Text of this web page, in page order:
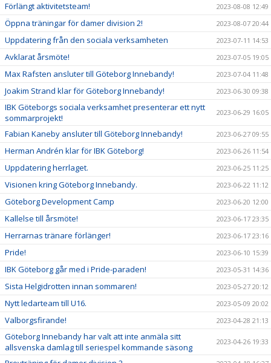
Förlängt aktivitetsteam! 2023-08-08 12:49
Öppna träningar för damer division 2! 2023-08-07 20:44
Uppdatering från den sociala verksamheten 2023-07-11 14:53
Avklarat årsmöte! 2023-07-05 19:05
Max Rafsten ansluter till Göteborg Innebandy! 2023-07-04 11:48
Joakim Strand klar för Göteborg Innebandy! 2023-06-30 09:38
IBK Göteborgs sociala verksamhet presenterar ett nytt
sommarprojekt!
2023-06-29 16:05
Fabian Kaneby ansluter till Göteborg Innebandy! 2023-06-27 09:55
Herman Andrén klar för IBK Göteborg! 2023-06-26 11:54
Uppdatering herrlaget. 2023-06-25 11:25
Visionen kring Göteborg Innebandy. 2023-06-22 11:12
Göteborg Development Camp 2023-06-20 12:00
Kallelse till årsmöte! 2023-06-17 23:35
Herrarnas tränare förlänger! 2023-06-17 23:16
Pride! 2023-06-10 15:39
IBK Göteborg går med i Pride-paraden! 2023-05-31 14:36
Sista Helgidrotten innan sommaren! 2023-05-27 20:12
Nytt ledarteam till U16. 2023-05-09 20:02
Valborgsfirande! 2023-04-28 21:13
Göteborg Innebandy har valt att inte anmäla sitt
allsvenska damlag till seriespel kommande säsong
2023-04-26 19:33